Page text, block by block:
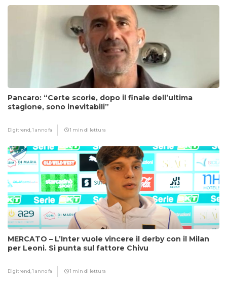
Pancaro: “Certe scorie, dopo il finale dell’ultima
stagione, sono inevitabili”
Digitrend,1 anno fa 1 min di lettura
MERCATO – L’Inter vuole vincere il derby con il Milan
per Leoni. Si punta sul fattore Chivu
Digitrend,1 anno fa 1 min di lettura